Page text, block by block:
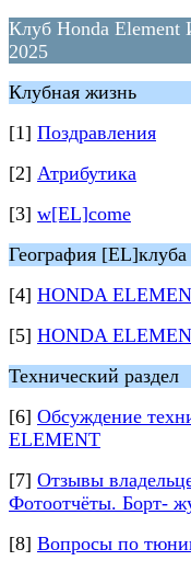
Клуб Honda
2025
Клубная жизнь
[1] Поздравления
[2] Атрибутика
[3] w[EL]come
География [EL]клуба
[4] HONDA
[5] HONDA
Технический раздел
[6] Обсуждение
ELEMENT
[7] Отзывы
Фотоотчёты. Борт-
[8] Вопросы по